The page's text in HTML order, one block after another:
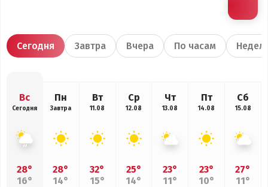
Сегодня Завтра Вчера По часам
Вс
Сегодня
28°
16°
Пн
Завтра
28°
14°
Вт
11.08
32°
15°
Ср
12.08
25°
14°
Чт
13.08
23°
11°
Пт
14.08
23°
10°
Сб
15.08
27°
11°